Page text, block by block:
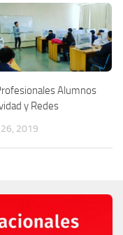
Alumnos
y Redes
2019